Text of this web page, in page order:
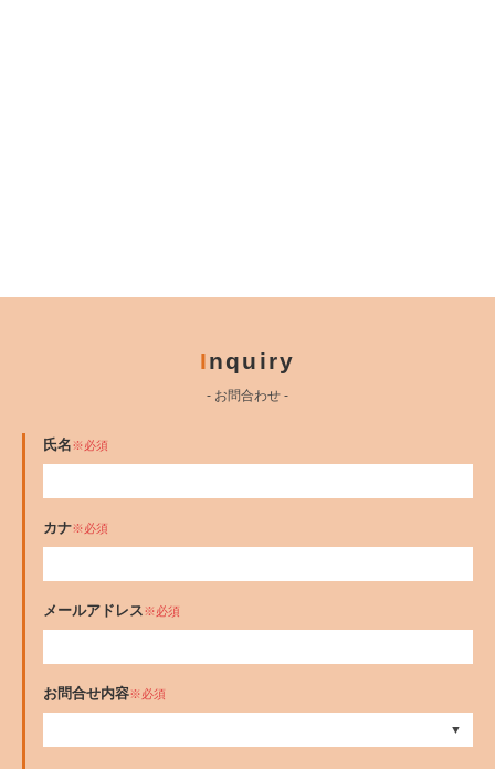
Inquiry
- お問合わせ -
氏名※必須
カナ※必須
メールアドレス※必須
お問合せ内容※必須